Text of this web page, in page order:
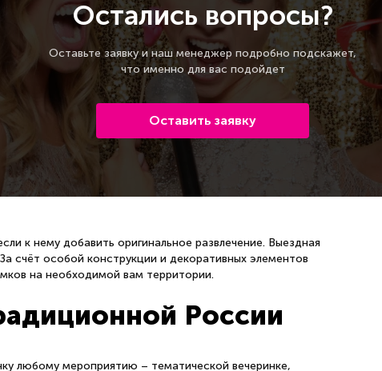
Остались вопросы?
Оставьте заявку и наш менеджер подробно подскажет,
что именно для вас подойдет
Оставить заявку
к нему добавить оригинальное развлечение. Выездная
счёт особой конструкции и декоративных элементов
на необходимой вам территории.
России
любому мероприятию – тематической вечеринке,